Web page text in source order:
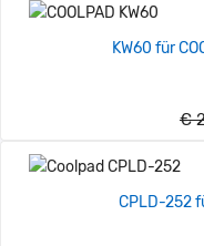
KW60 für
€
CPLD-252